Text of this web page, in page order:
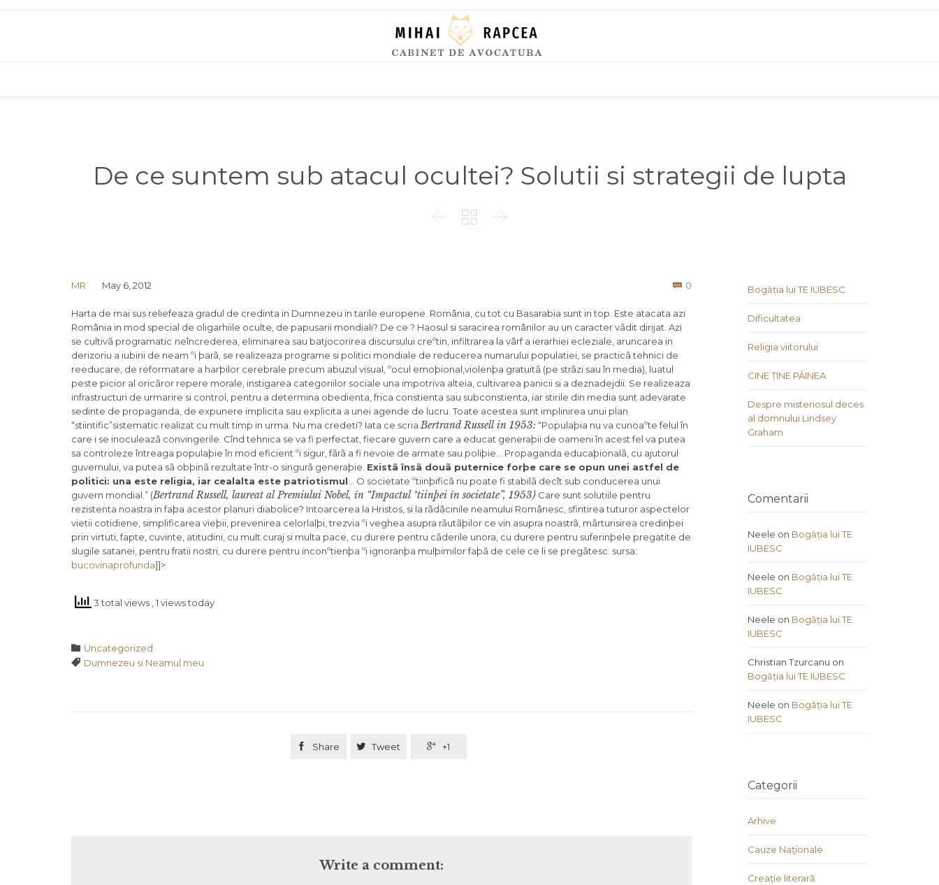
De ce suntem sub atacul ocultei? Solutii si strategii de lupta
  
MR May 6, 2012  0
Harta de mai sus reliefeaza gradul de credinta in Dumnezeu in tarile europene. România, cu tot cu Basarabia sunt in top. Este atacata azi
România in mod special de oligarhiile oculte, de papusarii mondiali? De ce ? Haosul si saracirea românilor au un caracter vãdit dirijat. Azi
se cultivã programatic neîncrederea, eliminarea sau batjocorirea discursului creºtin, infiltrarea la vârf a ierarhiei ecleziale, aruncarea in
derizoriu a iubirii de neam ºi þarã, se realizeaza programe si politici mondiale de reducerea numarului populatiei, se practicã tehnici de
reeducare, de reformatare a harþilor cerebrale precum abuzul visual, ºocul emoþional,violenþa gratuitã (pe strãzi sau în media), luatul
peste picior al oricãror repere morale, instigarea categoriilor sociale una impotriva alteia, cultivarea panicii si a deznadejdii. Se realizeaza
infrastructuri de urmarire si control, pentru a determina obedienta, frica constienta sau subconstienta, iar stirile din media sunt adevarate
sedinte de propaganda, de expunere implicita sau explicita a unei agende de lucru. Toate acestea sunt implinirea unui plan
“stiintific”sistematic realizat cu mult timp in urma. Nu ma credeti? Iata ce scria Bertrand Russell in 1953:“Populaþia nu va cunoaºte felul în
care i se inoculeazã convingerile. Cînd tehnica se va fi perfectat, fiecare guvern care a educat generaþii de oameni în acest fel va putea
sa controleze întreaga populaþie în mod eficient ºi sigur, fãrã a fi nevoie de armate sau poliþie… Propaganda educaþionalã, cu ajutorul
guvernului, va putea sã obþinã rezultate într-o singurã generaþie. Existã însã douã puternice forþe care se opun unei astfel de
politici: una este religia, iar cealalta este patriotismul … O societate ºtiinþificã nu poate fi stabilã decît sub conducerea unui
guvern mondial.” (Bertrand Russell, laureat al Premiului Nobel, în “Impactul ºtiinþei în societate”, 1953) Care sunt solutiile pentru
rezistenta noastra in faþa acestor planuri diabolice? Intoarcerea la Hristos, si la rãdãcinile neamului Românesc, sfintirea tuturor aspectelor
vietii cotidiene, simplificarea vieþii, prevenirea celorlalþi, trezvia ºi veghea asupra rãutãþilor ce vin asupra noastrã, mãrturisirea credinþei
prin virtuti, fapte, cuvinte, atitudini, cu mult curaj si multa pace, cu durere pentru cãderile unora, cu durere pentru suferinþele pregatite de
slugile satanei, pentru fratii nostri, cu durere pentru inconºtienþa ºi ignoranþa mulþimilor faþã de cele ce li se pregãtesc. sursa:
bucovinaprofunda]]>
3 total views , 1 views today
 Category
Uncategorized
 Tags
Dumnezeu si Neamul meu
 Share  Tweet  +1
Write a comment:
Bogăția lui TE IUBESC
Dificultatea
Religia viitorului
CINE ȚINE PÂINEA
Despre misteriosul deces
al domnului Lindsey
Graham
Comentarii
Neele on Bogăția lui TE
IUBESC
Neele on Bogăția lui TE
IUBESC
Neele on Bogăția lui TE
IUBESC
Christian Tzurcanu on
Bogăția lui TE IUBESC
Neele on Bogăția lui TE
IUBESC
Categorii
Arhive
Cauze Naţionale
Creaţie literară